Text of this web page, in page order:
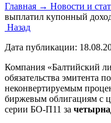
Главная → Новости и
выплатил купонный
Назад
Дата публикации:
Компания «Балтийский
обязательства эмитента
неконвертируемым
биржевым облигациям с
серии БО-П11 за